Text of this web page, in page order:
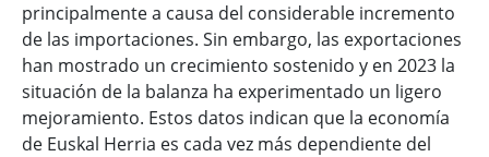
principalmente a causa del considerable incremento
de las importaciones. Sin embargo, las exportaciones
han mostrado un crecimiento sostenido y en 2023 la
situación de la balanza ha experimentado un ligero
mejoramiento. Estos datos indican que la economía
de Euskal Herria es cada vez más dependiente del